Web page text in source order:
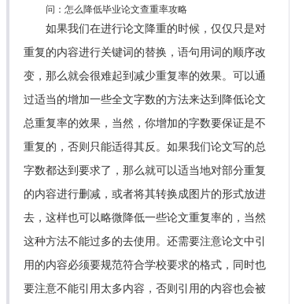
问：怎么降低毕业论文查重率攻略
如果我们在进行论文降重的时候，仅仅只是对
重复的内容进行关键词的替换，语句用词的顺序改
变，那么就会很难起到减少重复率的效果。可以通
过适当的增加一些全文字数的方法来达到降低论文
总重复率的效果，当然，你增加的字数要保证是不
重复的，否则只能适得其反。如果我们论文写的总
字数都达到要求了，那么就可以适当地对部分重复
的内容进行删减，或者将其转换成图片的形式放进
去，这样也可以略微降低一些论文重复率的，当然
这种方法不能过多的去使用。还需要注意论文中引
用的内容必须要规范符合学校要求的格式，同时也
要注意不能引用太多内容，否则引用的内容也会被